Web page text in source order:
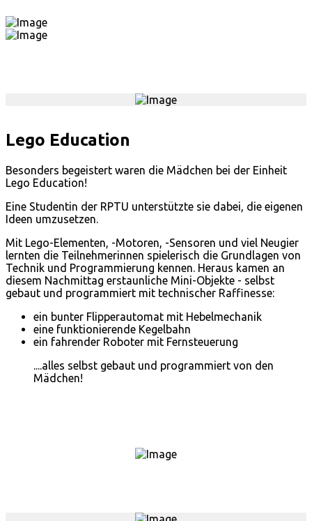
Lego Education
Besonders begeistert waren die Mädchen bei der Einheit
Lego Education!
Eine Studentin der RPTU unterstützte sie dabei, die eigenen
Ideen umzusetzen.
Mit Lego-Elementen, -Motoren, -Sensoren und viel Neugier
lernten die Teilnehmerinnen spielerisch die Grundlagen von
Technik und Programmierung kennen. Heraus kamen an
diesem Nachmittag erstaunliche Mini-Objekte - selbst
gebaut und programmiert mit technischer Raffinesse:
ein bunter Flipperautomat mit Hebelmechanik
eine funktionierende Kegelbahn
ein fahrender Roboter mit Fernsteuerung
....alles selbst gebaut und programmiert von den
Mädchen!